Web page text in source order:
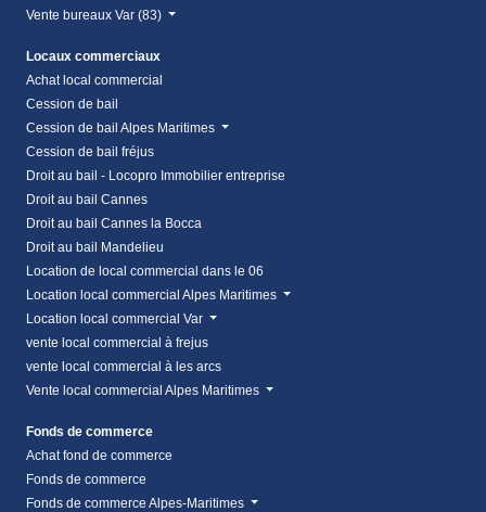
Vente bureaux Var (83)
Locaux commerciaux
Achat local commercial
Cession de bail
Cession de bail Alpes Maritimes
Cession de bail fréjus
Droit au bail - Locopro Immobilier entreprise
Droit au bail Cannes
Droit au bail Cannes la Bocca
Droit au bail Mandelieu
Location de local commercial dans le 06
Location local commercial Alpes Maritimes
Location local commercial Var
vente local commercial à frejus
vente local commercial à les arcs
Vente local commercial Alpes Maritimes
Fonds de commerce
Achat fond de commerce
Fonds de commerce
Fonds de commerce Alpes-Maritimes